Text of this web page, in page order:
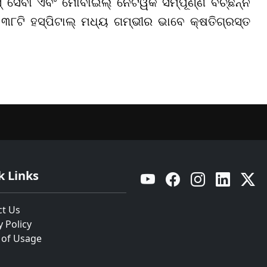
୩୮ଟି ହସ୍ପିଟାଲ୍ ମଧ୍ୟ ଗମ୍ଭୀର ଭାବେ କ୍ଷତିଗ୍ରସ୍ତ
Links
Us
Policy
Usage
YouTube Facebook Instagram